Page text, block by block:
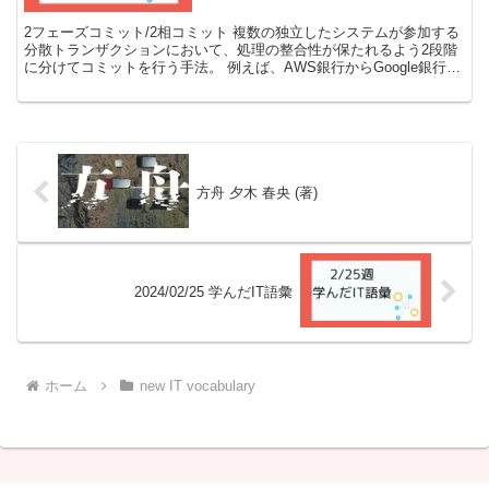
2フェーズコミット/2相コミット 複数の独立したシステムが参加する
分散トランザクションにおいて、処理の整合性が保たれるよう2段階
に分けてコミットを行う手法。 例えば、AWS銀行からGoogle銀行へ
方舟 夕木 春央 (著)
2024/02/25 学んだIT語彙
ホーム new IT vocabulary